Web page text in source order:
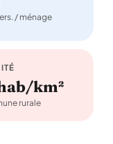
/ ménage
km²
rurale